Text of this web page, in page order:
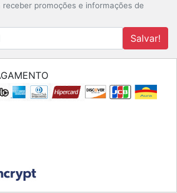
receber promoções e informações de
Salvar!